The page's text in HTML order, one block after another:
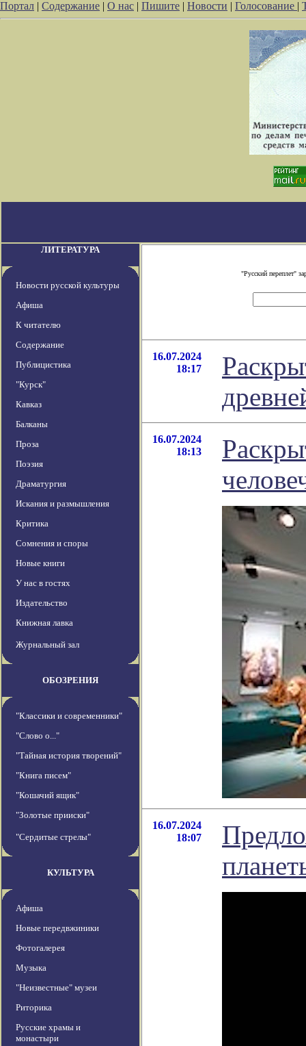
Портал | Содержание | О нас | Пишите | Новости | Голосование |
ЛИТЕРАТУРА
Новости русской культуры
Афиша
К читателю
Содержание
Публицистика
"Курск"
Кавказ
Балканы
Проза
Поэзия
Драматургия
Искания и размышления
Критика
Сомнения и споры
Новые книги
У нас в гостях
Издательство
Книжная лавка
Журнальный зал
ОБОЗРЕНИЯ
"Классики и современники"
"Слово о..."
"Тайная история творений"
"Книга писем"
"Кошачий ящик"
"Золотые прииски"
"Сердитые стрелы"
КУЛЬТУРА
Афиша
Новые передвжиники
Фотогалерея
Музыка
"Неизвестные" музеи
Риторика
Русские храмы и
монастыри
"Русский переплет"
16.07.2024
18:17
16.07.2024
18:13
16.07.2024
18:07